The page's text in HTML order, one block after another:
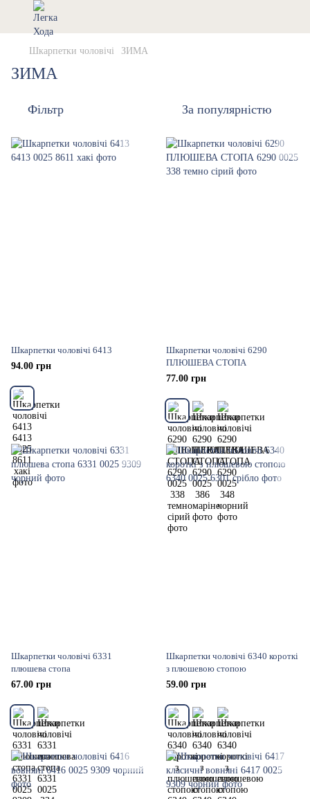
Шкарпетки чоловічі ЗИМА
ЗИМА
Фільтр За популярністю
Шкарпетки чоловічі 6413
94.00 грн
Шкарпетки чоловічі 6290
ПЛЮШЕВА СТОПА
77.00 грн
Шкарпетки чоловічі 6331
плюшева стопа
67.00 грн
Шкарпетки чоловічі 6340 короткі
з плюшевою стопою
59.00 грн